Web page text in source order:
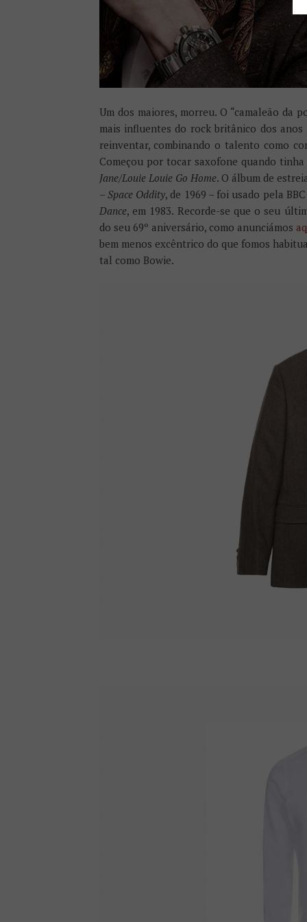
Um dos maiores, morreu. O “camaleão da
mais influentes do rock britânico dos
reinventar, combinando o talento como
Começou por tocar saxofone quando
Jane/Louie Louie Go Home. O álbum de
– Space Oddity, de 1969 – foi usado pela
Dance, em 1983. Recorde-se que o seu
do seu 69º aniversário, como anunciámos
bem menos excêntrico do que fomos
tal como Bowie.